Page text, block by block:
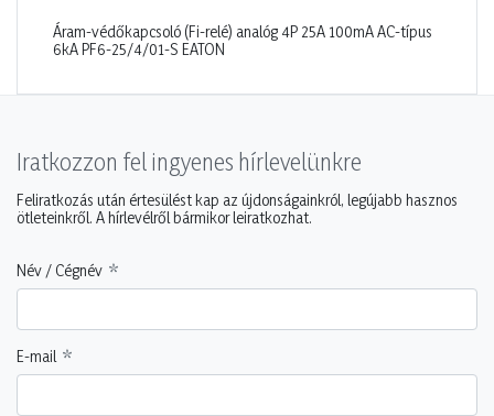
Áram-védőkapcsoló (Fi-relé) analóg 4P 25A 100mA AC-típus
6kA PF6-25/4/01-S EATON
Iratkozzon fel ingyenes hírlevelünkre
Feliratkozás után értesülést kap az újdonságainkról, legújabb hasznos
ötleteinkről. A hírlevélről bármikor leiratkozhat.
Név / Cégnév
E-mail